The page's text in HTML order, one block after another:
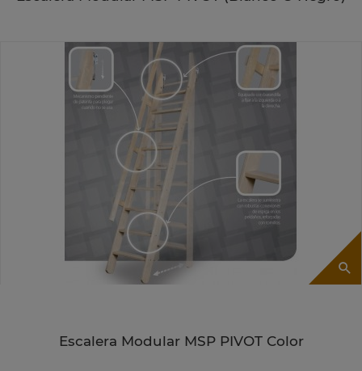
Escalera Modular MSP PIVOT Color